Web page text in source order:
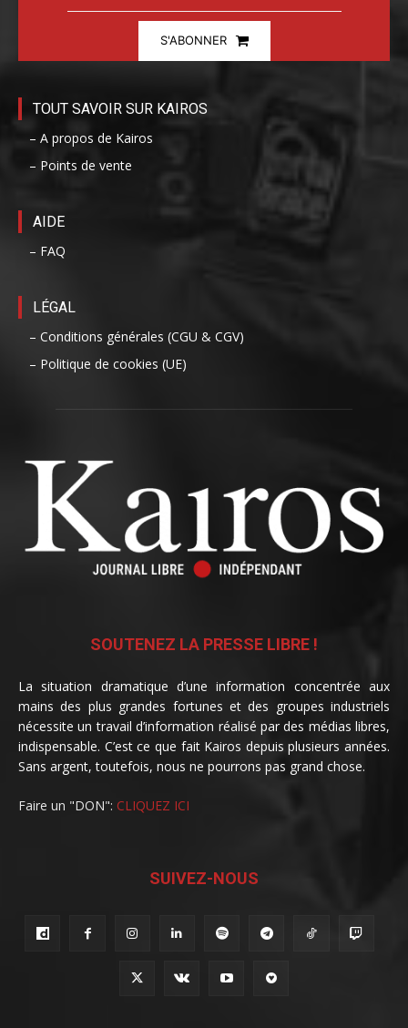
S'ABONNER
TOUT SAVOIR SUR KAIROS
– A propos de Kairos
– Points de vente
AIDE
– FAQ
LÉGAL
– Conditions générales (CGU & CGV)
– Politique de cookies (UE)
SOUTENEZ LA PRESSE LIBRE !
La situation dramatique d’une information concentrée aux
mains des plus grandes fortunes et des groupes industriels
nécessite un travail d’information réalisé par des médias libres,
indispensable. C’est ce que fait Kairos depuis plusieurs années.
Sans argent, toutefois, nous ne pourrons pas grand chose.
Faire un "DON": CLIQUEZ ICI
SUIVEZ-NOUS